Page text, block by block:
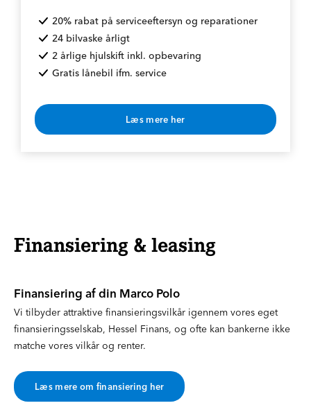
20% rabat på serviceeftersyn og reparationer
24 bilvaske årligt
2 årlige hjulskift inkl. opbevaring
Gratis lånebil ifm. service
Læs mere her
Finansiering & leasing
Finansiering af din Marco Polo
Vi tilbyder attraktive finansieringsvilkår igennem vores eget
finansieringsselskab, Hessel Finans, og ofte kan bankerne ikke
matche vores vilkår og renter.
Læs mere om finansiering her